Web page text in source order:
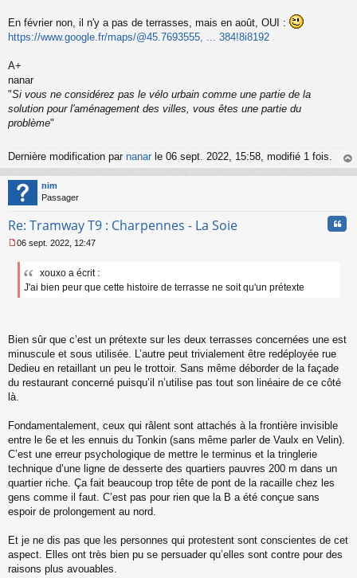
a
g
n
o
n
l
u
En février non, il n'y a pas de terrasses, mais en août, OUI :
https://www.google.fr/maps/@45.7693555, ... 384!8i8192
A+
nanar
"Si vous ne considérez pas le vélo urbain comme une partie de la
solution pour l'aménagement des villes, vous êtes une partie du
problème"
Dernière modification par nanar le 06 sept. 2022, 15:58, modifié 1 fois.
au
nim
Passager
Re: Tramway T9 : Charpennes - La Soie
e
a
n
l
u
06 sept. 2022, 12:47
xouxo a écrit :
J'ai bien peur que cette histoire de terrasse ne soit qu'un prétexte
Bien sûr que c’est un prétexte sur les deux terrasses concernées une est
minuscule et sous utilisée. L’autre peut trivialement être redéployée rue
Dedieu en retaillant un peu le trottoir. Sans même déborder de la façade
du restaurant concerné puisqu’il n’utilise pas tout son linéaire de ce côté
là.
Fondamentalement, ceux qui râlent sont attachés à la frontière invisible
entre le 6e et les ennuis du Tonkin (sans même parler de Vaulx en Velin).
C’est une erreur psychologique de mettre le terminus et la tringlerie
technique d’une ligne de desserte des quartiers pauvres 200 m dans un
quartier riche. Ça fait beaucoup trop tête de pont de la racaille chez les
gens comme il faut. C’est pas pour rien que la B a été conçue sans
espoir de prolongement au nord.
Et je ne dis pas que les personnes qui protestent sont conscientes de cet
aspect. Elles ont très bien pu se persuader qu’elles sont contre pour des
raisons plus avouables.